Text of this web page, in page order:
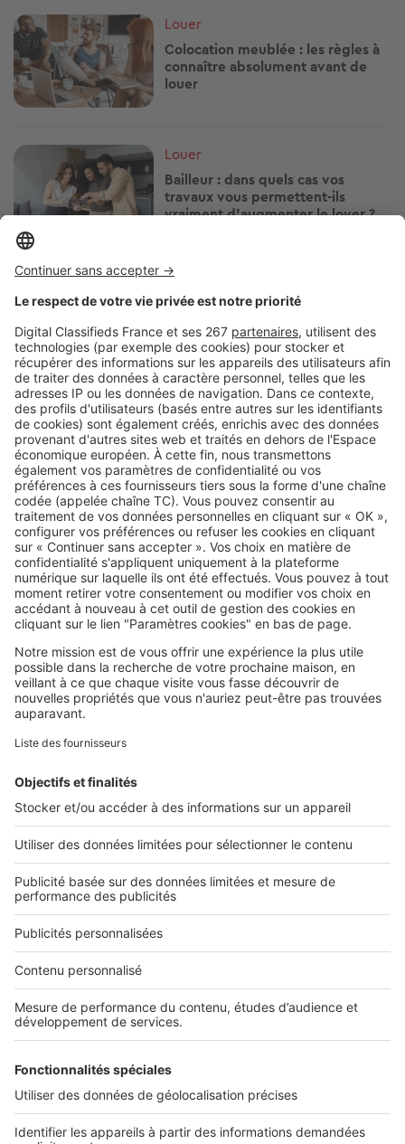
Image
Louer
Colocation meublée : les règles à
connaître absolument avant de
louer
Image
Louer
Bailleur : dans quels cas vos
travaux vous permettent-ils
vraiment d’augmenter le loyer ?
Image
Volet roulant en panne : locataire
ou propriétaire, à qui revient la
facture ?
Image
Louer
Logement social : pourquoi le
système HLM est sous pression
SeLoger c'est aussi
Retrouvez-nous sur ...
L'ENTREPRISE
Nous contacter
Nous recrutons
NOS APPLICATIONS
Découvrez nos applications
Tous nos services pro
Accès client